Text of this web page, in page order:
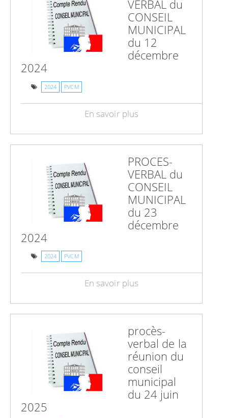
VERBAL du
CONSEIL
MUNICIPAL
du 12
décembre
2024
2024 PVCM
En savoir plus
PROCES-
VERBAL du
CONSEIL
MUNICIPAL
du 23
décembre
2024
2024 PVCM
En savoir plus
procès-
verbal de la
réunion du
conseil
municipal
du 24 juin
2025